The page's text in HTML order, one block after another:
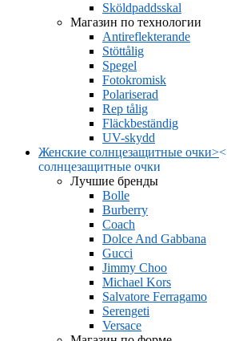
Sköldpaddsskal
Магазин по технологии
Antireflekterande
Stöttålig
Spegel
Fotokromisk
Polariserad
Rep tålig
Fläckbeständig
UV-skydd
Женские солнцезащитные очки><
солнцезащитные очки
Лучшие бренды
Bolle
Burberry
Coach
Dolce And Gabbana
Gucci
Jimmy Choo
Michael Kors
Salvatore Ferragamo
Serengeti
Versace